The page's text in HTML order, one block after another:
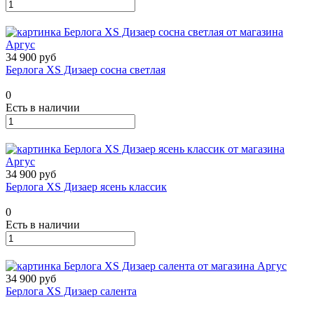
34 900 руб
Берлога XS Дизаер сосна светлая
0
Есть в наличии
34 900 руб
Берлога XS Дизаер ясень классик
0
Есть в наличии
34 900 руб
Берлога XS Дизаер салента